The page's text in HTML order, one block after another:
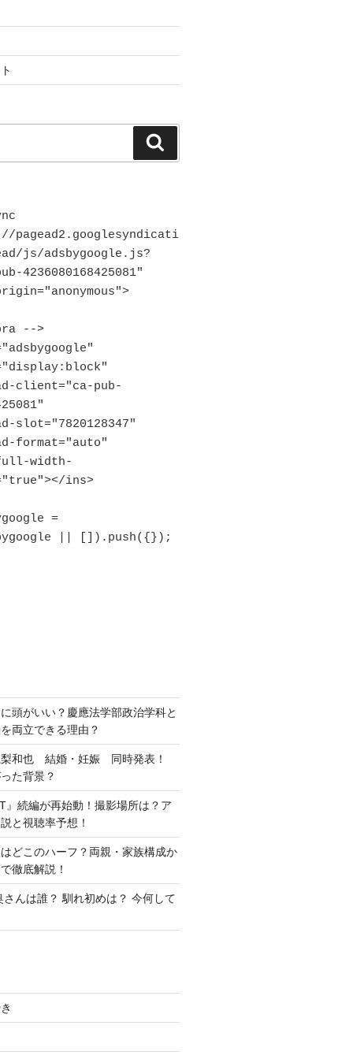
索
pagead2.googlesyndicati
js/adsbygoogle.js?
4236080168425081"
-->
ins>
|| []).push({});
頭がいい？慶應法学部政治学科と
両立できる理由？
和也 結婚・妊娠 同時発表！
た背景？
』続編が再始動！撮影場所は？ア
と視聴率予想！
どこのハーフ？両親・家族構成か
徹底解説！
んは誰？ 馴れ初めは？ 今何して